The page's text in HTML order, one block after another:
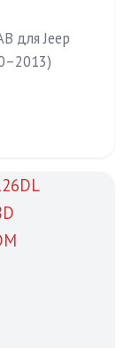
для Jeep